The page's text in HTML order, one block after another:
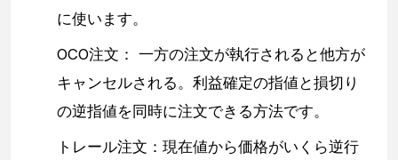
に使います。
OCO注文： 一方の注文が執行されると他方が
キャンセルされる。利益確定の指値と損切り
の逆指値を同時に注文できる方法です。
トレール注文：現在値から価格がいくら逆行